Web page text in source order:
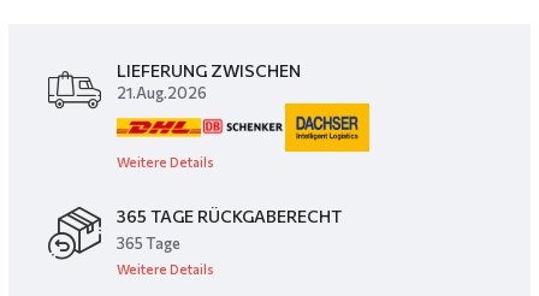
LIEFERUNG ZWISCHEN
21.Aug.2026
Weitere Details
365 TAGE RÜCKGABERECHT
365 Tage
Weitere Details